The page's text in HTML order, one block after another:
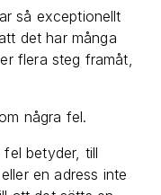
så exceptionellt
det har många
flera steg framåt,
några fel.
betyder, till
en adress inte